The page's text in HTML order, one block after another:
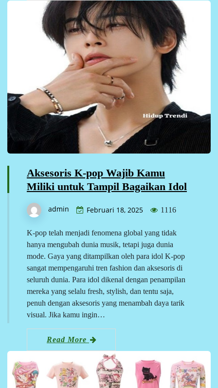
Aksesoris K-pop Wajib Kamu
Miliki untuk Tampil Bagaikan Idol
admin Februari 18, 2025 1116
K-pop telah menjadi fenomena global yang tidak
hanya mengubah dunia musik, tetapi juga dunia
mode. Gaya yang ditampilkan oleh para idol K-pop
sangat mempengaruhi tren fashion dan aksesoris di
seluruh dunia. Para idol dikenal dengan penampilan
mereka yang selalu fresh, stylish, dan tentu saja,
penuh dengan aksesoris yang menambah daya tarik
visual. Jika kamu ingin…
Read More